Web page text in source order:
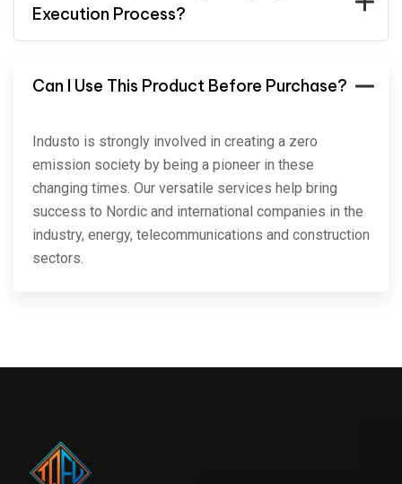
Execution Process?
Can I Use This Product Before Purchase?
Industo is strongly involved in creating a zero
emission society by being a pioneer in these
changing times. Our versatile services help bring
success to Nordic and international companies in the
industry, energy, telecommunications and construction
sectors.